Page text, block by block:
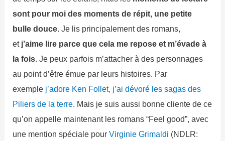
sont pour moi des moments de répit, une petite
bulle douce. Je lis principalement des romans,
et j’aime lire parce que cela me repose et m’évade à
la fois. Je peux parfois m’attacher à des personnages
au point d’être émue par leurs histoires. Par
exemple j’adore Ken Follet, j’ai dévoré les sagas des
Piliers de la terre. Mais je suis aussi bonne cliente de ce
qu’on appelle maintenant les romans “Feel good”, avec
une mention spéciale pourVirginie Grimaldi (NDLR: